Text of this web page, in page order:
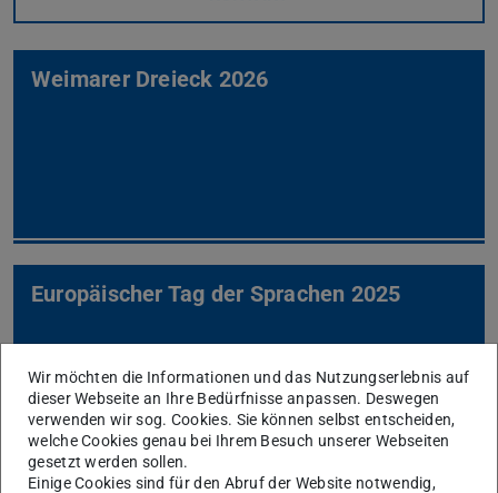
Weimarer Dreieck 2026
Europäischer Tag der Sprachen 2025
Wir möchten die Informationen und das Nutzungserlebnis auf
dieser Webseite an Ihre Bedürfnisse anpassen. Deswegen
verwenden wir sog. Cookies. Sie können selbst entscheiden,
welche Cookies genau bei Ihrem Besuch unserer Webseiten
gesetzt werden sollen.
Einige Cookies sind für den Abruf der Website notwendig,